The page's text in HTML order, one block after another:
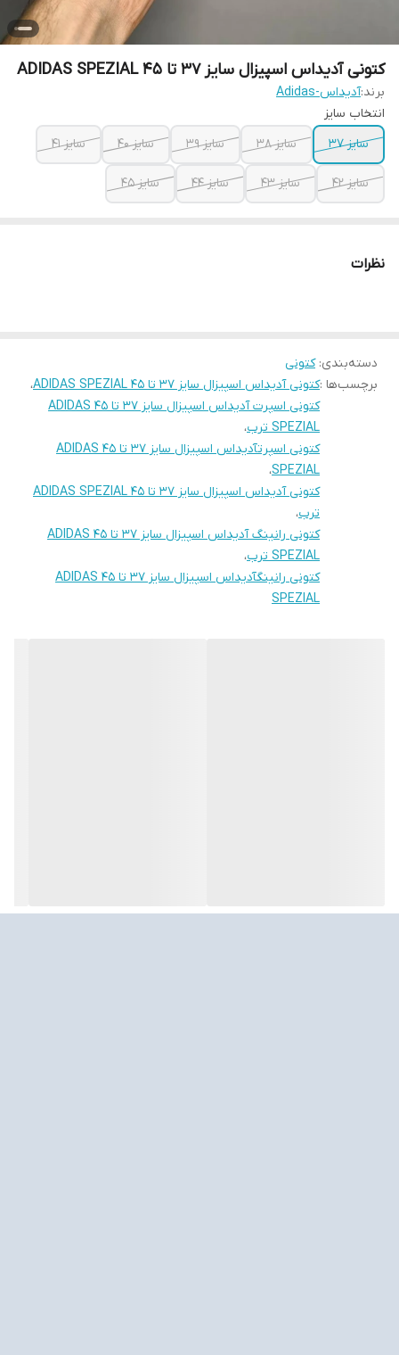
کتونی آدیداس اسپیزال سایز 37 تا 45 ADIDAS SPEZIAL
برند:آدیداس-Adidas
انتخاب سایز
سایز 37
سایز 38 سایز 39 سایز 40 سایز 41
سایز 42 سایز 43 سایز 44 سایز 45
نظرات
دسته‌بندی:کتونی
برچسب‌ها :کتونی آدیداس اسپیزال سایز 37 تا 45 ADIDAS SPEZIAL
،
کتونی اسپرت آدیداس اسپیزال سایز 37 تا 45 ADIDAS
SPEZIAL ترب
،
کتونی اسپرتآدیداس اسپیزال سایز 37 تا 45 ADIDAS
SPEZIAL،
کتونی آدیداس اسپیزال سایز 37 تا 45 ADIDAS SPEZIAL
ترب،
کتونی رانینگ آدیداس اسپیزال سایز 37 تا 45 ADIDAS
SPEZIAL ترب
،
کتونی رانینگآدیداس اسپیزال سایز 37 تا 45 ADIDAS
SPEZIAL